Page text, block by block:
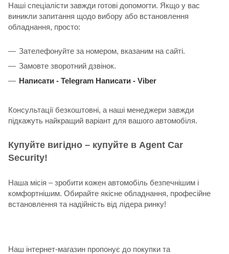
Наші спеціалісти завжди готові допомогти. Якщо у вас
виникли запитання щодо вибору або встановлення
обладнання, просто:
Зателефонуйте за номером, вказаним на сайті.
Замовте зворотний дзвінок.
Написати - Telegram Написати - Viber
Консультації безкоштовні, а наші менеджери завжди
підкажуть найкращий варіант для вашого автомобіля.
Купуйте вигідно – купуйте в Agent Car
Security!
Наша місія – зробити кожен автомобіль безпечнішим і
комфортнішим. Обирайте якісне обладнання, професійне
встановлення та надійність від лідера ринку!
Наш інтернет-магазин пропонує до покупки та